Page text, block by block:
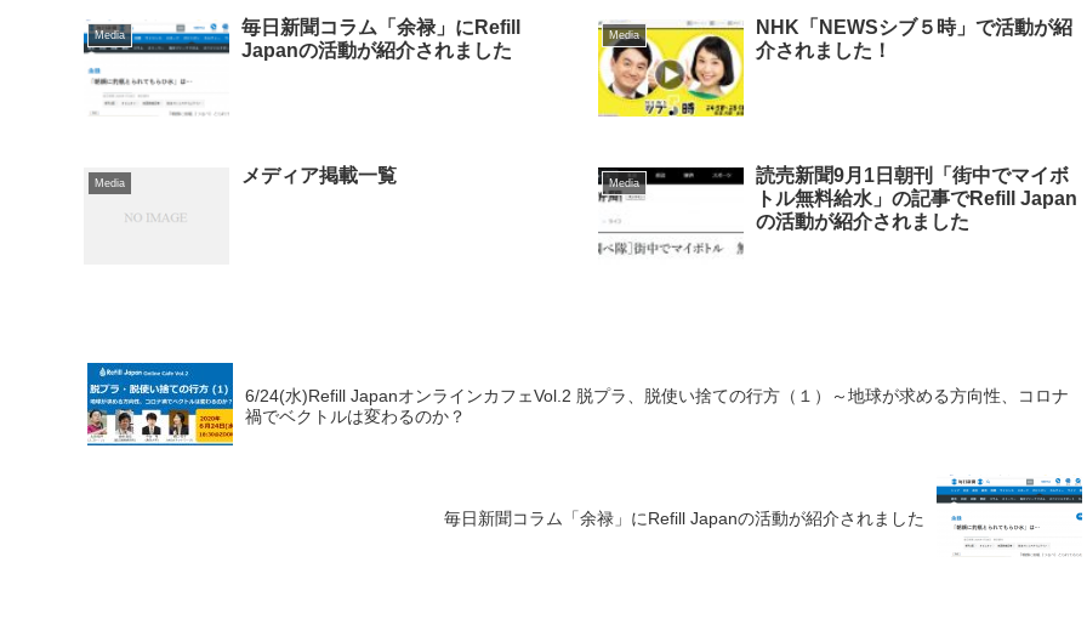
Media
毎日新聞コラム「余禄」にRefill
Japanの活動が紹介されました
Media
NHK「NEWSシブ５時」で活動が紹
介されました！
Media メディア掲載一覧 Media
読売新聞9月1日朝刊「街中でマイボ
トル無料給水」の記事でRefill Japan
の活動が紹介されました
6/24(水)Refill JapanオンラインカフェVol.2 脱プラ、脱使い捨ての行方（１）～地球が求める方向性、コロナ
禍でベクトルは変わるのか？
毎日新聞コラム「余禄」にRefill Japanの活動が紹介されました